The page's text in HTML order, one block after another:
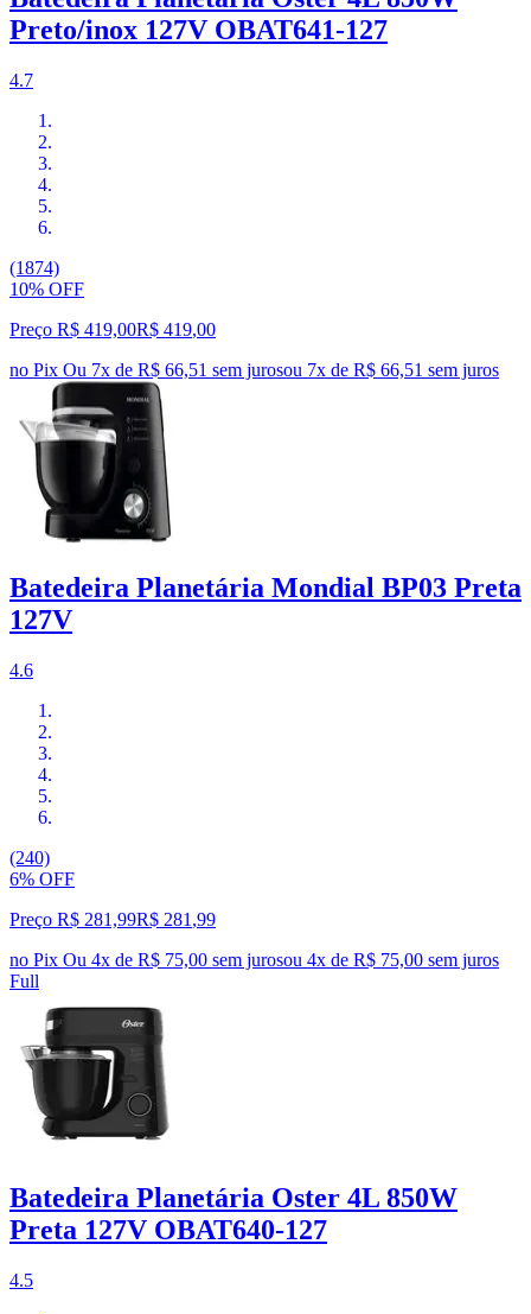
Preto/inox 127V OBAT641-127
4.7
(1874)
10% OFF
Preço R$ 419,00R$ 419,00
no Pix Ou 7x de R$ 66,51 sem jurosou 7x de R$ 66,51 sem juros
Batedeira Planetária Mondial BP03 Preta
127V
4.6
(240)
6% OFF
Preço R$ 281,99R$ 281 ,99
no Pix Ou 4x de R$ 75,00 sem jurosou 4x de R$ 75,00 sem juros
Full
Batedeira Planetária Oster 4L 850W
Preta 127V OBAT640-127
4.5